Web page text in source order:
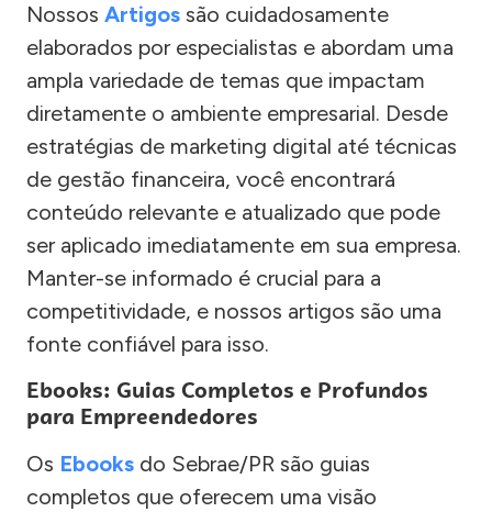
Nossos Artigos são cuidadosamente
elaborados por especialistas e abordam uma
ampla variedade de temas que impactam
diretamente o ambiente empresarial. Desde
estratégias de marketing digital até técnicas
de gestão financeira, você encontrará
conteúdo relevante e atualizado que pode
ser aplicado imediatamente em sua empresa.
Manter-se informado é crucial para a
competitividade, e nossos artigos são uma
fonte confiável para isso.
Ebooks: Guias Completos e Profundos
para Empreendedores
Os Ebooks do Sebrae/PR são guias
completos que oferecem uma visão